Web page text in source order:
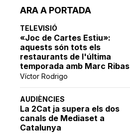
ARA A PORTADA
TELEVISIÓ
«Joc de Cartes Estiu»:
aquests són tots els
restaurants de l'última
temporada amb Marc Ribas
Víctor Rodrigo
AUDIÈNCIES
La 2Cat ja supera els dos
canals de Mediaset a
Catalunya